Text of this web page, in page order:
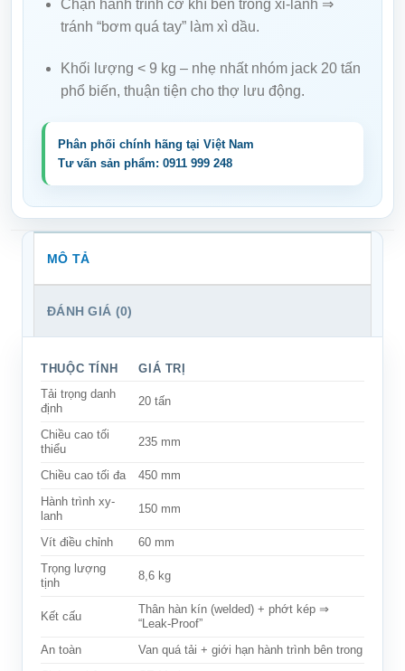
Chặn hành trình cơ khíbên trong xi-lanh ⇒
tránh “bơm quá tay” làm xì dầu.
Khối lượng < 9 kg – nhẹ nhất nhóm jack 20 tấn
phổ biến, thuận tiện cho thợ lưu động.
MÔ TẢ
ĐÁNH GIÁ (0)
THUỘC TÍNH
GIÁ TRỊ
Tải trọng danh
định
20 tấn
Chiều cao tối
thiểu
235 mm
Chiều cao tối đa 450 mm
Hành trình xy-
lanh
150 mm
Vít điều chỉnh 60 mm
Trọng lượng
tịnh
8,6 kg
Kết cấu
Thân hàn kín (welded) + phớt kép ⇒
“Leak-Proof”
An toàn Van quá tải +giới hạn hành trình bên trong